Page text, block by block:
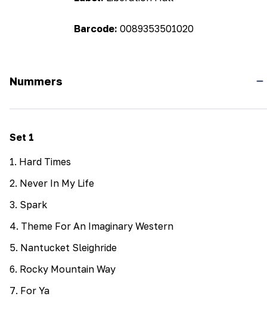
Barcode: 0089353501020
Nummers
Set 1
1. Hard Times
2. Never In My Life
3. Spark
4. Theme For An Imaginary Western
5. Nantucket Sleighride
6. Rocky Mountain Way
7. For Ya